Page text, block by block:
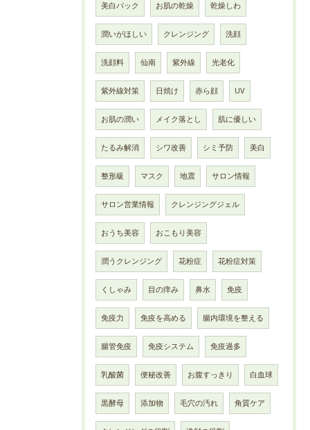
美白パック お肌の乾燥 乾燥しわ
潤いがほしい クレンジング 洗顔
洗顔料 仙南 紫外線 光老化
紫外線対策 日焼け 赤ら顔 UV
お肌の潤い メイク落とし 肌に優しい
たるみ解消 シワ改善 シミ予防 美白
整形級 マスク 地震 サロン情報
サロン営業情報 クレンジングジェル
おうち美容 おこもり美容
潤うクレンジング 花粉症 花粉症対策
くしゃみ 目の痒み 鼻水 免疫
免疫力 免疫を高める 腸内環境を整える
腸管免疫 免疫システム 免疫過多
乳酸菌 便秘改善 お腹すっきり 白血球
黒酵母 添加物 毛穴の汚れ 角質ケア